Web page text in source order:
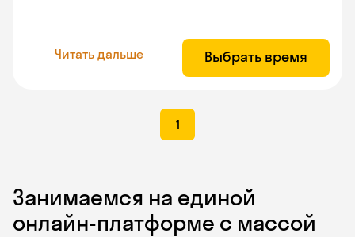
Читать дальше Выбрать время
1
Занимаемся на единой
онлайн-платформе с массой